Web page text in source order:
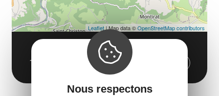
Bar
12270 Bor-et-Bar
Obtenir l'itinéraire
Leaflet| Map data ©OpenStreetMap contributors
Nous respectons